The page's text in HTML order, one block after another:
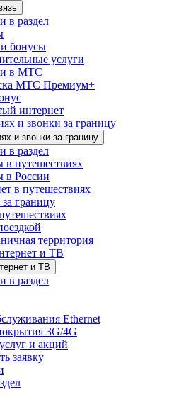
в раздел
бонусы
услуги
в МТС
МТС Премиум+
интернет
и звонки за границу
и звонки за границу
в раздел
в путешествиях
в России
в путешествиях
границу
территория
и ТВ
и ТВ
в раздел
Ethernet
3G/4G
и акций
заявку